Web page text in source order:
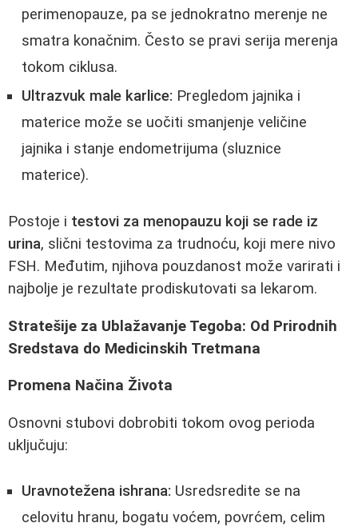
perimenopauze, pa se jednokratno merenje ne
smatra konačnim. Često se pravi serija merenja
tokom ciklusa.
Ultrazvuk male karlice: Pregledom jajnika i
materice može se uočiti smanjenje veličine
jajnika i stanje endometrijuma (sluznice
materice).
Postoje i testovi za menopauzu koji se rade iz
urina, slični testovima za trudnoću, koji mere nivo
FSH. Međutim, njihova pouzdanost može varirati i
najbolje je rezultate prodiskutovati sa lekarom.
Stratešije za Ublažavanje Tegoba: Od Prirodnih
Sredstava do Medicinskih Tretmana
Promena Načina Života
Osnovni stubovi dobrobiti tokom ovog perioda
uključuju:
Uravnotežena ishrana: Usredsredite se na
celovitu hranu, bogatu voćem, povrćem, celim